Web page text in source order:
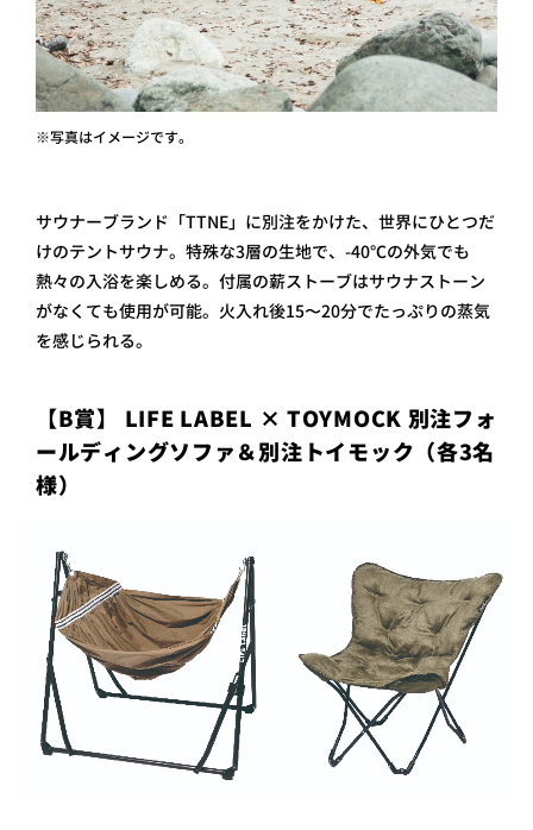
※写真はイメージです。
サウナーブランド「TTNE」に別注をかけた、世界にひとつだ
けのテントサウナ。特殊な3層の生地で、-40℃の外気でも
熱々の入浴を楽しめる。付属の薪ストーブはサウナストーン
がなくても使用が可能。火入れ後15〜20分でたっぷりの蒸気
を感じられる。
【B賞】 LIFE LABEL × TOYMOCK 別注フォ
ールディングソファ＆別注トイモック（各3名
様）